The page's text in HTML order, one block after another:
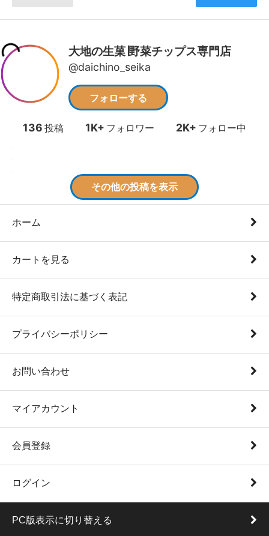
ホーム
カートを見る
特定商取引法に基づく表記
プライバシーポリシー
お問い合わせ
マイアカウント
会員登録
ログイン
PC版表示に切り替える